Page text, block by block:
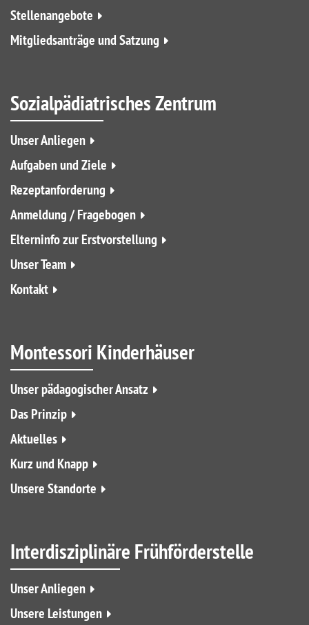
Stellenangebote
Mitgliedsanträge und Satzung
Sozialpädiatrisches Zentrum
Unser Anliegen
Aufgaben und Ziele
Rezeptanforderung
Anmeldung / Fragebogen
Elterninfo zur Erstvorstellung
Unser Team
Kontakt
Montessori Kinderhäuser
Unser pädagogischer Ansatz
Das Prinzip
Aktuelles
Kurz und Knapp
Unsere Standorte
Interdisziplinäre Frühförderstelle
Unser Anliegen
Unsere Leistungen